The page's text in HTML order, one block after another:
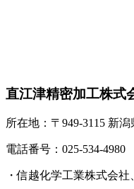
直江津精密加工株式
所在地：〒949-3115 新
電話番号：025-534-4980
・信越化学工業株式会